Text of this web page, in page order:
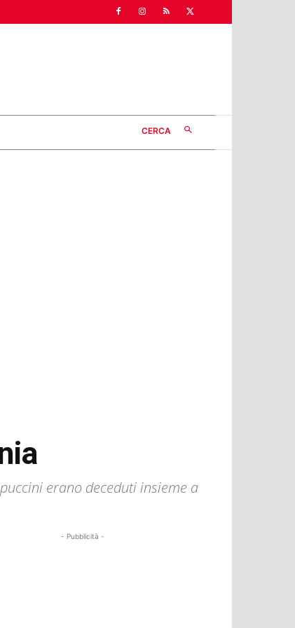
CERCA
erano deceduti insieme a
- Pubblicità -